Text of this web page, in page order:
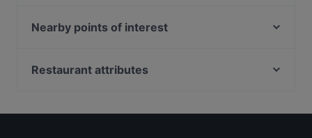
Kalevi Bar & Kitchen
Ristorante Momento Puuvilla
Nearby points of interest
Finlandia-talo, Helsinki
Restaurant attributes